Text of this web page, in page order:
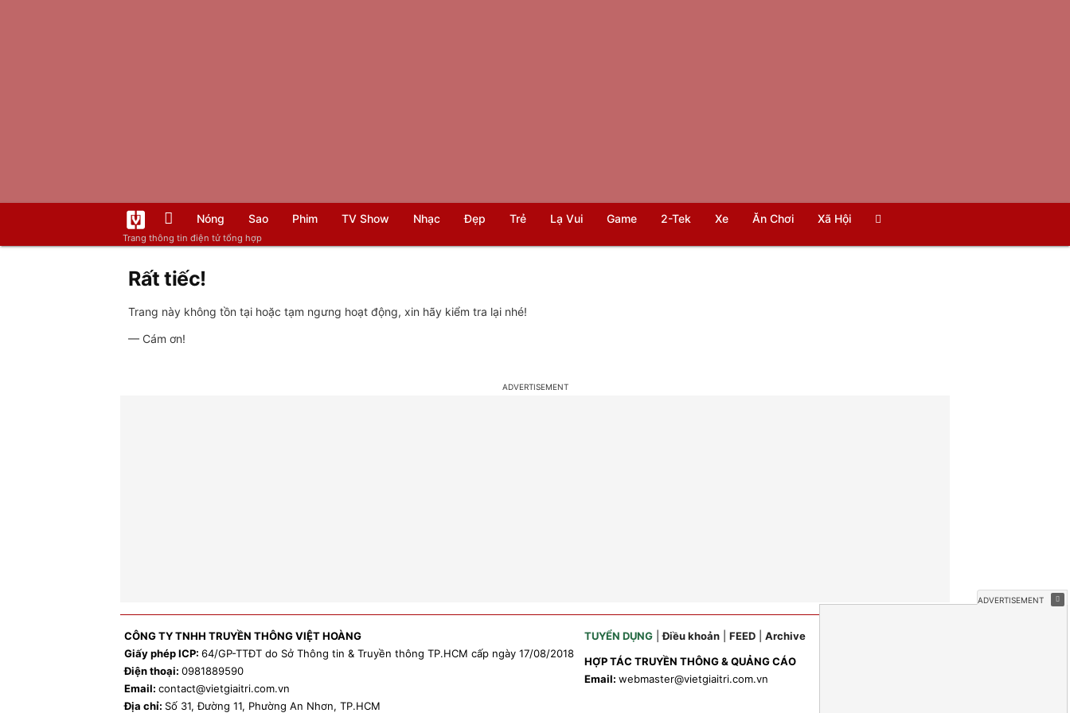
Trang thông tin điện tử tổng hợp
Nóng Sao Phim TV Show Nhạc Đẹp Trẻ Lạ Vui Game 2-Tek Xe Ăn Chơi Xã Hội
Rất tiếc!
Trang này không tồn tại hoặc tạm ngưng hoạt động, xin hãy kiểm tra lại nhé!
— Cám ơn!
CÔNG TY TNHH TRUYỀN THÔNG VIỆT HOÀNG
Giấy phép ICP: 64/GP-TTĐT do Sở Thông tin & Truyền thông TP.HCM cấp ngày 17/08/2018
Điện thoại: 0981889590
Email: contact@vietgiaitri.com.vn
Địa chỉ: Số 31, Đường 11, Phường An Nhơn, TP.HCM
TUYỂN DỤNG|Điều khoản| FEED| Archive
HỢP TÁC TRUYỀN THÔNG & QUẢNG CÁO
Email: webmaster@vietgiaitri.com.vn